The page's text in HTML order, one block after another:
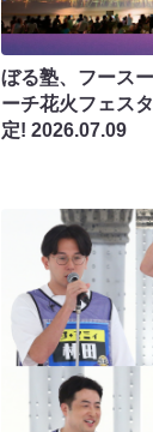
ぼる塾、フース
ーチ花火フェス
定!2026.07.09